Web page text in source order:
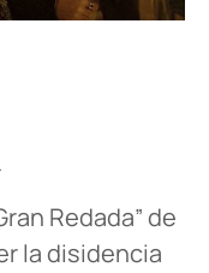
Redada” de
la disidencia